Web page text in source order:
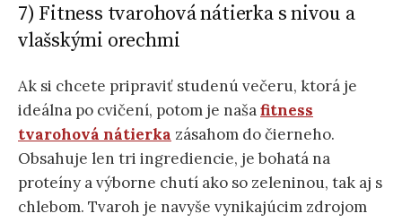
7) Fitness tvarohová nátierka s nivou a
vlašskými orechmi
Ak si chcete pripraviť studenú večeru, ktorá je
ideálna po cvičení, potom je našafitness
tvarohová nátierka zásahom do čierneho.
Obsahuje len tri ingrediencie, je bohatá na
proteíny a výborne chutí ako so zeleninou, tak aj s
chlebom. Tvaroh je navyše vynikajúcim zdrojom